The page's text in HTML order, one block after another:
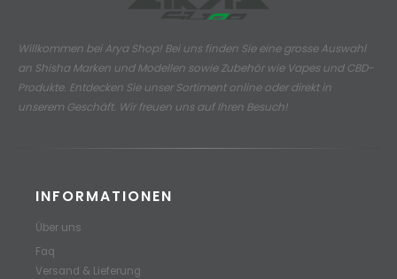
Willkommen bei Arya Shop! Bei uns finden Sie eine grosse Auswahl
an Shisha Marken und Modellen sowie Zubehör wie Vapes und CBD-
Produkte. Entdecken Sie unser Sortiment online oder direkt in
unserem Geschäft. Wir freuen uns auf Ihren Besuch!
INFORMATIONEN
Über uns
Faq
Versand & Lieferung